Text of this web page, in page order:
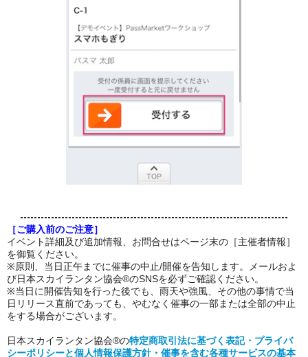
［ご購入前のご注意］
イベント詳細及び追加情報、お問合せはページ末の［主催者情報］
を御覧ください。
※原則、当日正午までに催事の中止/開催を告知します。メールおよ
び日本スカイランタン協会®のSNSを必ずご確認ください。
※当日に開催告知を行った後でも、雨天や強風、その他の事情で当
日リリース直前であっても、やむなく催事の一部または全部の中止
をする場合がございます。
日本スカイランタン協会®の特定商取引法に基づく表記・プライバ
シーポリシーと個人情報保護方針・催事を含む各種サービスの基本